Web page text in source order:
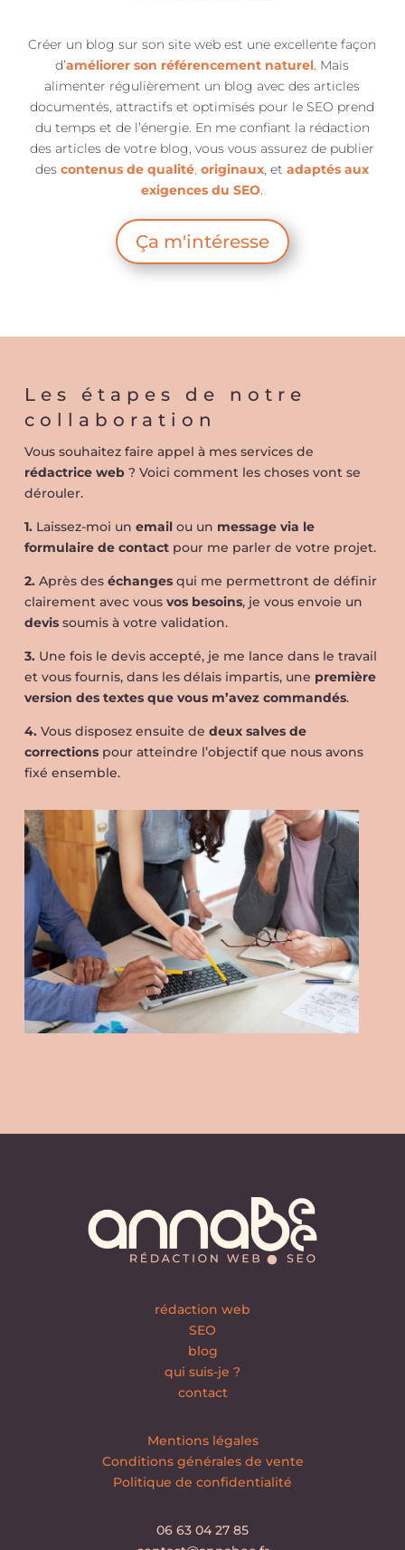
Créer un blog sur son site web est une excellente façon
d’améliorer son référencement naturel. Mais
alimenter régulièrement un blog avec des articles
documentés, attractifs et optimisés pour le SEO prend
du temps et de l’énergie. En me confiant la rédaction
des articles de votre blog, vous vous assurez de publier
descontenus de qualité,originaux, etadaptés aux
exigences du SEO.
Ça m'intéresse
Les étapes de notre
collaboration
Vous souhaitez faire appel à mes services de
rédactrice web? Voici comment les choses vont se
dérouler.
1. Laissez-moi un email ou un message via le
formulaire de contactpour me parler de votre projet.
2. Après des échangesqui me permettront de définir
clairement avec vous vos besoins, je vous envoie un
devissoumis à votre validation.
3. Une fois le devis accepté, je me lance dans le travail
et vous fournis, dans les délais impartis, une première
version des textes que vous m’avez commandés.
4. Vous disposez ensuite de deux salves de
correctionspour atteindre l’objectif que nous avons
fixé ensemble.
rédaction web
SEO
blog
qui suis-je ?
contact
Mentions légales
Conditions générales de vente
Politique de confidentialité
06 63 04 27 85